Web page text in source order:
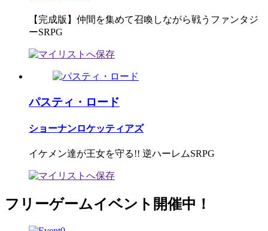
【完成版】仲間を集めて召喚しながら戦うファンタジ
ーSRPG
パスティ・ロード
ショーナンロケッティアズ
イケメン達が王女を守る!! 逆ハーレムSRPG
フリーゲームイベント開催中！